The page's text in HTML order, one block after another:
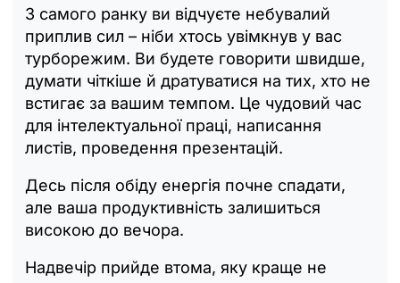
З самого ранку ви відчуєте небувалий
приплив сил – ніби хтось увімкнув у вас
турборежим. Ви будете говорити швидше,
думати чіткіше й дратуватися на тих, хто не
встигає за вашим темпом. Це чудовий час
для інтелектуальної праці, написання
листів, проведення презентацій.
Десь після обіду енергія почне спадати,
але ваша продуктивність залишиться
високою до вечора.
Надвечір прийде втома, яку краще не